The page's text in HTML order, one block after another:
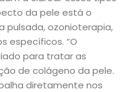
da pele está o
pulsada, ozonioterapia,
específicos. “O
para tratar as
de colágeno da pele.
diretamente nos